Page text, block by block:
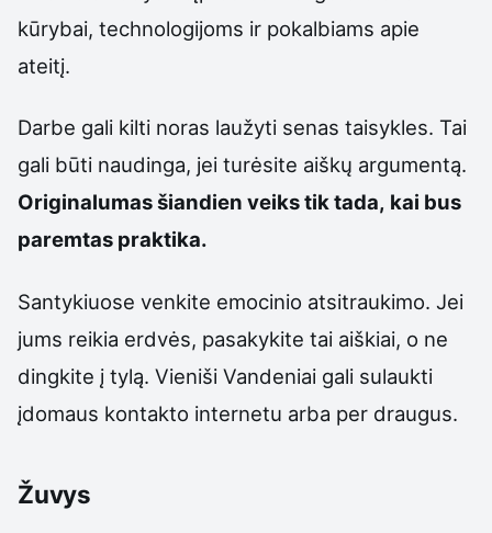
kūrybai, technologijoms ir pokalbiams apie
ateitį.
Darbe gali kilti noras laužyti senas taisykles. Tai
gali būti naudinga, jei turėsite aiškų argumentą.
Originalumas šiandien veiks tik tada, kai bus
paremtas praktika.
Santykiuose venkite emocinio atsitraukimo. Jei
jums reikia erdvės, pasakykite tai aiškiai, o ne
dingkite į tylą. Vieniši Vandeniai gali sulaukti
įdomaus kontakto internetu arba per draugus.
Žuvys